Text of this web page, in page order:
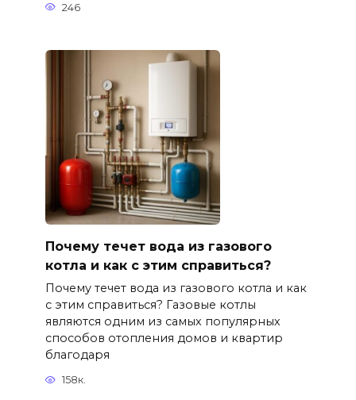
246
Почему течет вода из газового
котла и как с этим справиться?
Почему течет вода из газового котла и как
с этим справиться? Газовые котлы
являются одним из самых популярных
способов отопления домов и квартир
благодаря
158к.